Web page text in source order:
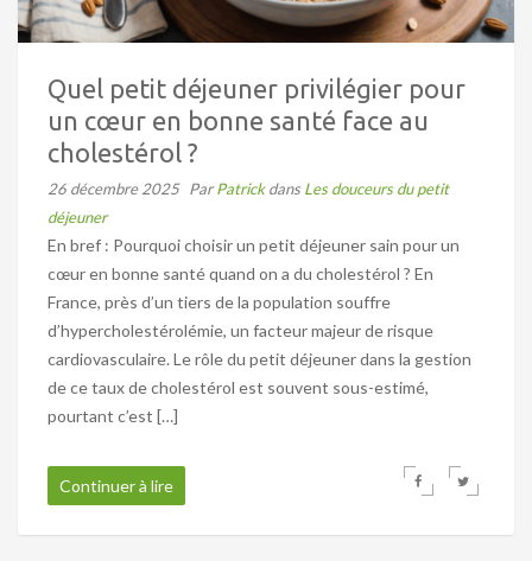
Quel petit déjeuner privilégier pour
un cœur en bonne santé face au
cholestérol ?
26 décembre 2025 ParPatrickdans Les douceurs du petit
déjeuner
En bref : Pourquoi choisir un petit déjeuner sain pour un
cœur en bonne santé quand on a du cholestérol ? En
France, près d’un tiers de la population souffre
d’hypercholestérolémie, un facteur majeur de risque
cardiovasculaire. Le rôle du petit déjeuner dans la gestion
de ce taux de cholestérol est souvent sous-estimé,
pourtant c’est […]
Continuer à lire